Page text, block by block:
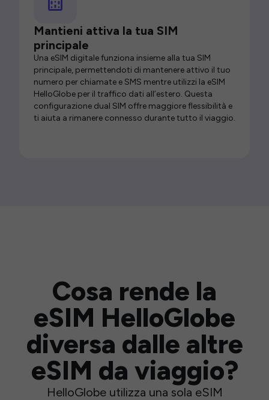
Mantieni attiva la tua SIM
principale
Una eSIM digitale funziona insieme alla tua SIM
principale, permettendoti di mantenere attivo il tuo
numero per chiamate e SMS mentre utilizzi la eSIM
HelloGlobe per il traffico dati all’estero. Questa
configurazione dual SIM offre maggiore flessibilità e
ti aiuta a rimanere connesso durante tutto il viaggio.
Cosa rende la
eSIM HelloGlobe
diversa dalle altre
eSIM da viaggio?
HelloGlobe utilizza una sola eSIM